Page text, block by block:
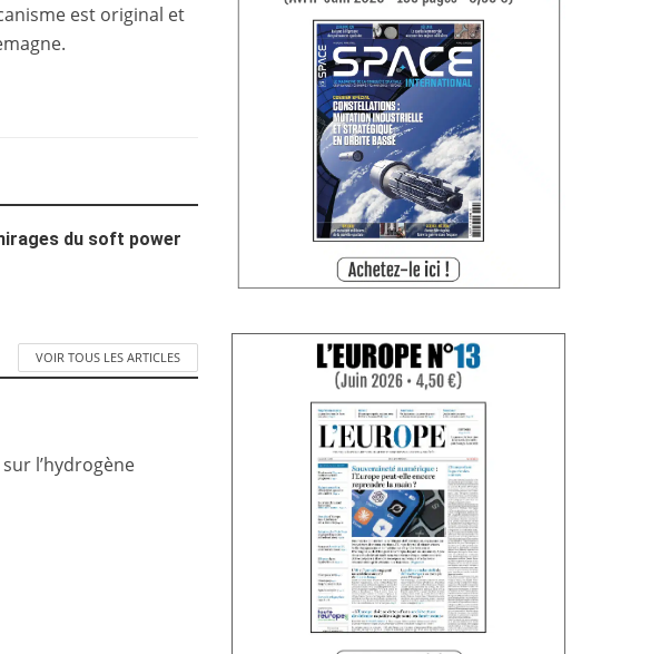
est original et
du soft power
VOIR TOUS LES ARTICLES
l’hydrogène